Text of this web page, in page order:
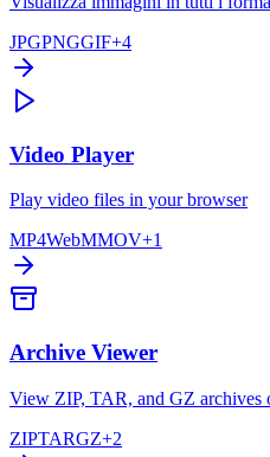
JPGPNGGIF+4
Video Player
Play video files in your browser
MP4WebMMOV+1
Archive Viewer
View ZIP, TAR, and GZ archives
ZIPTARGZ+2